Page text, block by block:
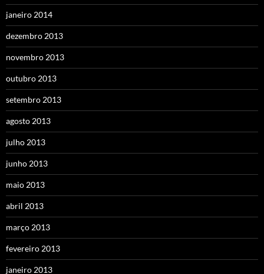
janeiro 2014
dezembro 2013
novembro 2013
outubro 2013
setembro 2013
agosto 2013
julho 2013
junho 2013
maio 2013
abril 2013
março 2013
fevereiro 2013
janeiro 2013